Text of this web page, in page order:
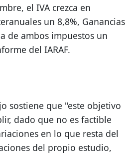
el IVA crezca en
un 8,8%, Ganancias
de ambos impuestos un
del IARAF.
sostiene que "este objetivo
dado que no es factible
en lo que resta del
del propio estudio,